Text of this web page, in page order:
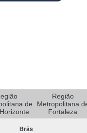
Gps Veicular Rastreador
Belo Horizonte
Bloqueador Automotivo
de
Região
Metropolitana
Fortaleza
Brás